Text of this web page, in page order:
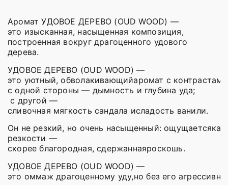
Аромат УДОВОЕ ДЕРЕВО (OUD WOOD) —
это изысканная, насыщенная композиция,
построенная вокруг драгоценного удового
дерева.
УДОВОЕ ДЕРЕВО (OUD WOOD) —
это уютный, обволакивающийаромат с
с одной стороны — дымность и глубина уда;
с другой —
сливочная мягкость сандала исладость ванили.
Он не резкий, но очень насыщенный:
резкости —
скорее благородная, сдержаннаяроскошь.
УДОВОЕ ДЕРЕВО (OUD WOOD) —
это оммаж драгоценному уду,но без его